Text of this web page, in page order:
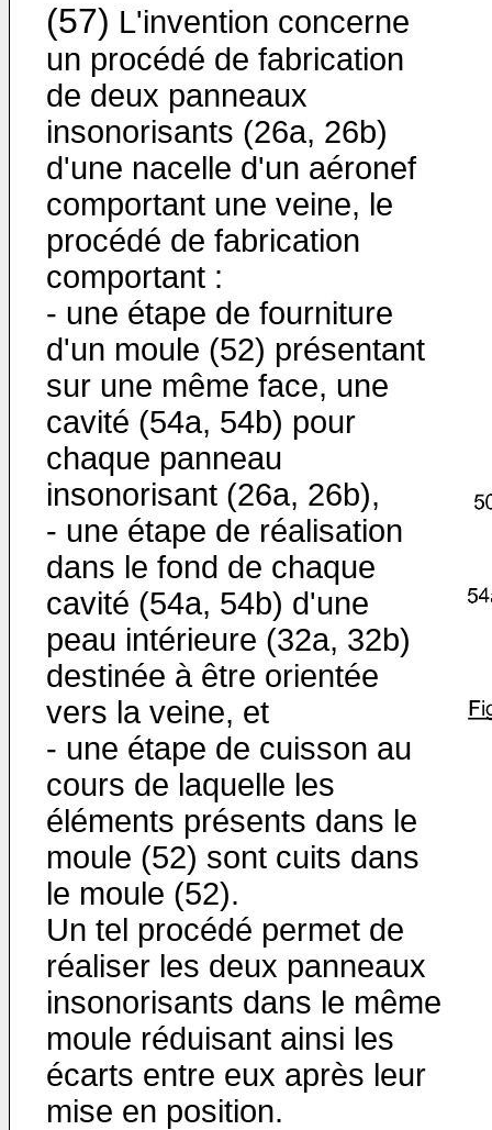
(57) L'invention concerne
un procédé de fabrication
de deux panneaux
insonorisants (26a, 26b)
d'une nacelle d'un aéronef
comportant une veine, le
procédé de fabrication
comportant :
- une étape de fourniture
d'un moule (52) présentant
sur une même face, une
cavité (54a, 54b) pour
chaque panneau
insonorisant (26a, 26b),
- une étape de réalisation
dans le fond de chaque
cavité (54a, 54b) d'une
peau intérieure (32a, 32b)
destinée à être orientée
vers la veine, et
- une étape de cuisson au
cours de laquelle les
éléments présents dans le
moule (52) sont cuits dans
le moule (52).
Un tel procédé permet de
réaliser les deux panneaux
insonorisants dans le même
moule réduisant ainsi les
écarts entre eux après leur
mise en position.